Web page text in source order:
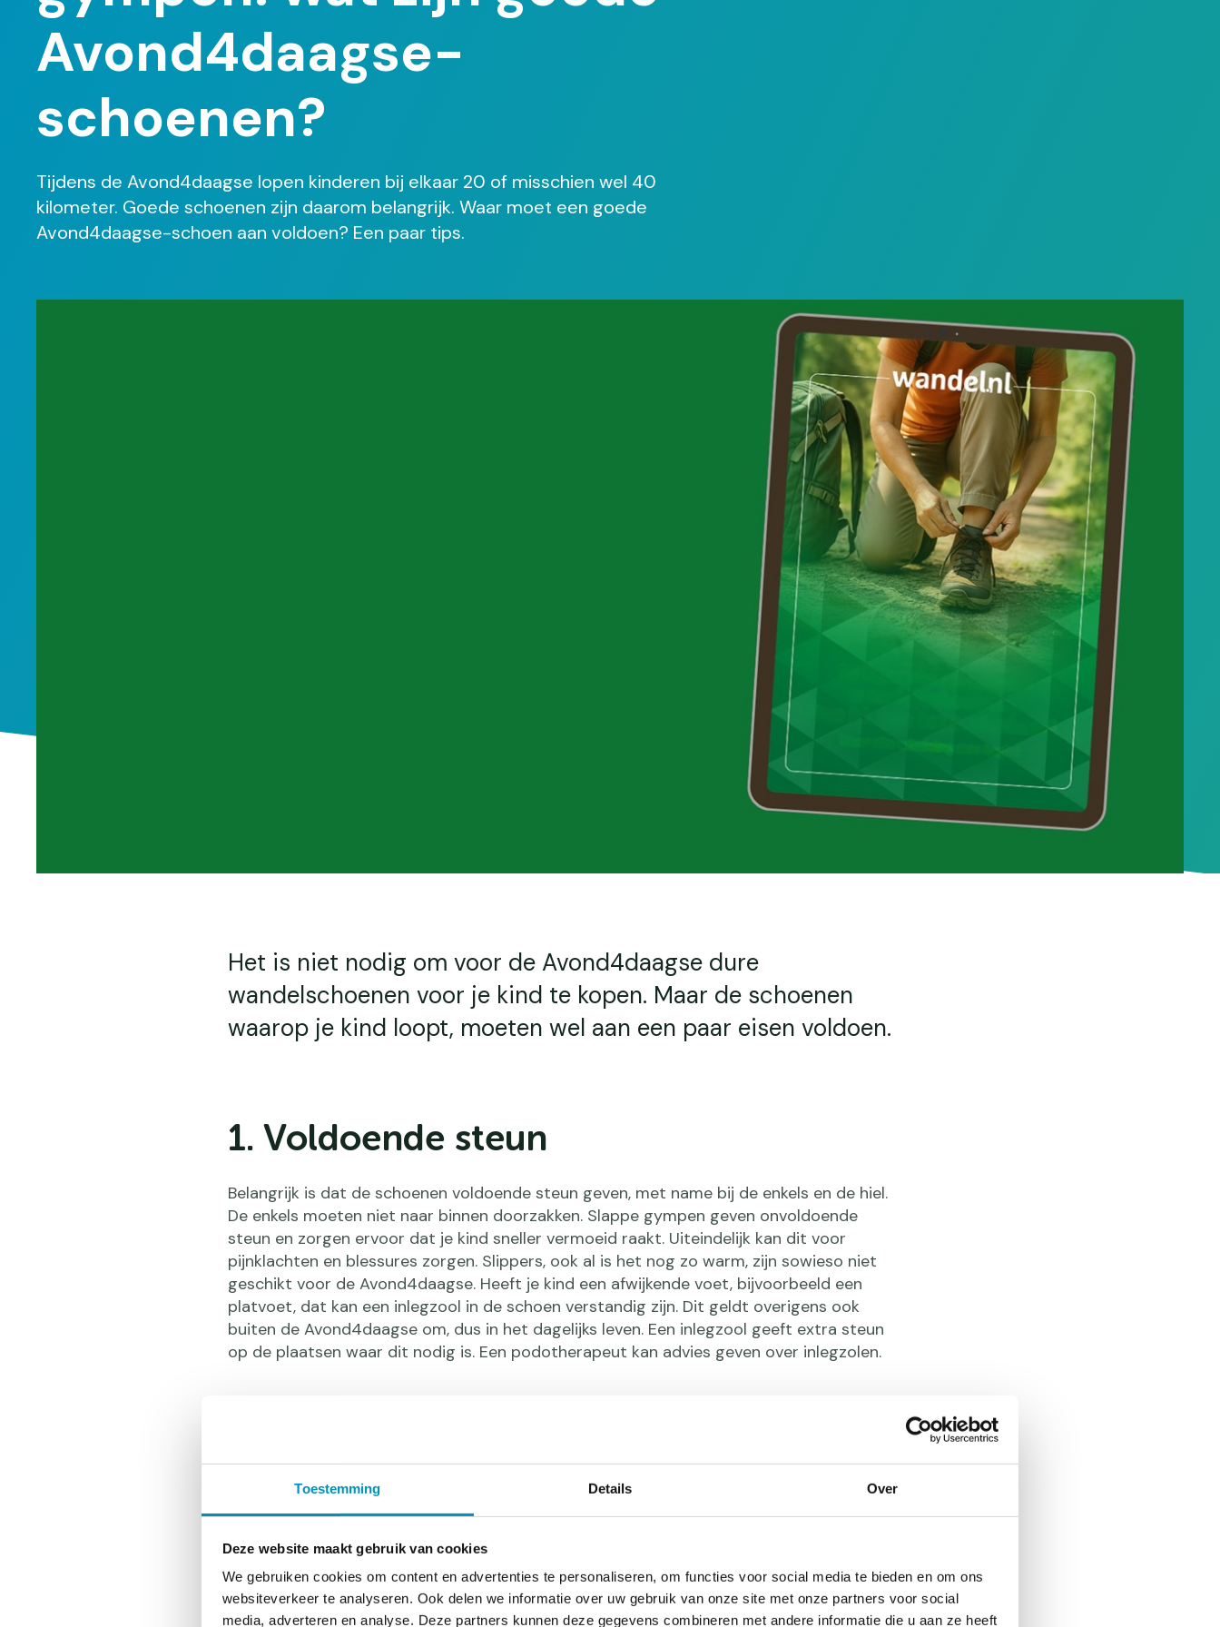
Toestemming Details Over
Deze website maakt gebruik van cookies
We gebruiken cookies om content en advertenties te personaliseren, om functies voor social media te bieden en om ons
websiteverkeer te analyseren. Ook delen we informatie over uw gebruik van onze site met onze partners voor social
media, adverteren en analyse. Deze partners kunnen deze gegevens combineren met andere informatie die u aan ze heeft
Avond4daagse-
schoenen?
Tijdens de Avond4daagse lopen kinderen bij elkaar 20 of misschien wel 40
kilometer. Goede schoenen zijn daarom belangrijk. Waar moet een goede
Avond4daagse-schoen aan voldoen? Een paar tips.
Het is niet nodig om voor de Avond4daagse dure
wandelschoenen voor je kind te kopen. Maar de schoenen
waarop je kind loopt, moeten wel aan een paar eisen voldoen.
1. Voldoende steun
Belangrijk is dat de schoenen voldoende steun geven, met name bij de enkels en de hiel.
De enkels moeten niet naar binnen doorzakken. Slappe gympen geven onvoldoende
steun en zorgen ervoor dat je kind sneller vermoeid raakt. Uiteindelijk kan dit voor
pijnklachten en blessures zorgen. Slippers, ook al is het nog zo warm, zijn sowieso niet
geschikt voor de Avond4daagse. Heeft je kind een afwijkende voet, bijvoorbeeld een
platvoet, dat kan een inlegzool in de schoen verstandig zijn. Dit geldt overigens ook
buiten de Avond4daagse om, dus in het dagelijks leven. Een inlegzool geeft extra steun
op de plaatsen waar dit nodig is. Een podotherapeut kan advies geven over inlegzolen.
2. Een stevige zool
‘Zo gaat ie goed, zo gaat ie beter, alweer een kilometer van mijn schoenen afgesleten’.
zool. Dit is zeker op onverharde ondergrond niet prettig. Je voelt dan iedere steen of
boomstronk door de zool heen. Ook kan een te slappe zool blessures veroorzaken. Laat
je kind daarom op schoenen met een stevige zool van voldoende dikte lopen.